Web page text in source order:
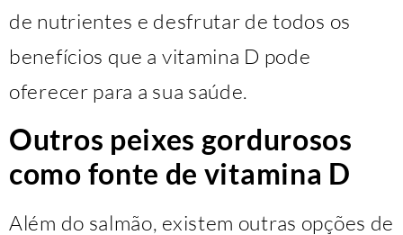
de nutrientes e desfrutar de todos os
benefícios que a vitamina D pode
oferecer para a sua saúde.
Outros peixes gordurosos
como fonte de vitamina D
Além do salmão, existem outras opções de